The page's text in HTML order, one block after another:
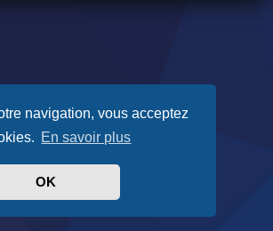
navigation, vous acceptez
En savoir plus
OK